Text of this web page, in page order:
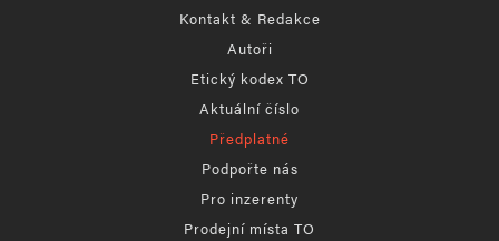
Kontakt & Redakce
Autoři
Etický kodex TO
Aktuální číslo
Předplatné
Podpořte nás
Pro inzerenty
Prodejní místa TO